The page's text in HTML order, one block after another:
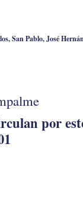
San Pablo, José
por